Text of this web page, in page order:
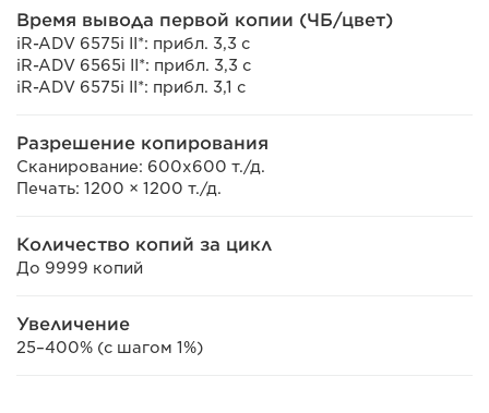
Время вывода первой копии (ЧБ/цвет)
iR-ADV 6575i II*: прибл. 3,3 с
iR-ADV 6565i II*: прибл. 3,3 с
iR-ADV 6575i II*: прибл. 3,1 с
Разрешение копирования
Сканирование: 600x600 т./д.
Печать: 1200 × 1200 т./д.
Количество копий за цикл
До 9999 копий
Увеличение
25–400% (с шагом 1%)